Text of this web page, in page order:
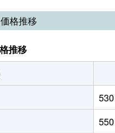
格推移
推移
530
550